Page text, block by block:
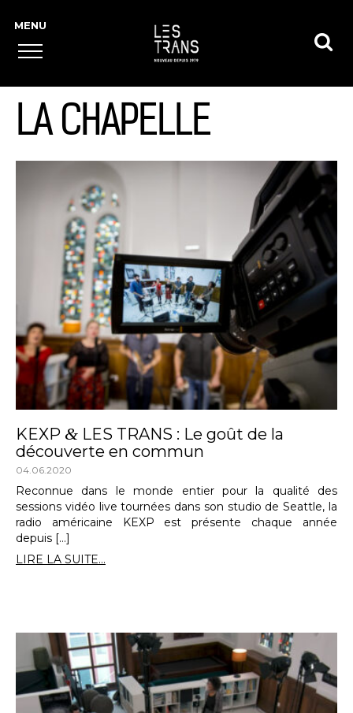
LA CHAPELLE
KEXP & LES TRANS : Le goût de la
découverte en commun
04.06.2020
Reconnue dans le monde entier pour la qualité des
sessions vidéo live tournées dans son studio de Seattle, la
radio américaine KEXP est présente chaque année
depuis […]
LIRE LA SUITE...